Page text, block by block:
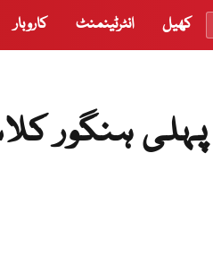
کھیل انٹرٹینمنٹ کاروبار
ہنگور